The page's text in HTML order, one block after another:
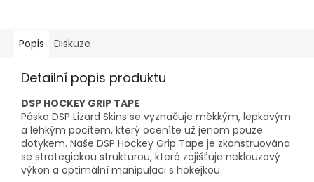
Popis Diskuze
Detailní popis produktu
DSP HOCKEY GRIP TAPE
Páska DSP Lizard Skins se vyznačuje měkkým, lepkavým
a lehkým pocitem, který oceníte už jenom pouze
dotykem. Naše DSP Hockey Grip Tape je zkonstruována
se strategickou strukturou, která zajišťuje neklouzavý
výkon a optimální manipulaci s hokejkou.